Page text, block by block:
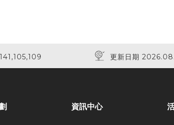
更新日期
資訊中心